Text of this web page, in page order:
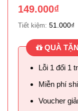
0
trên
5
149.000₫
Tiết kiệm: 51.000₫
QUÀ
Lỗi 1 đổi 1
Miễn phí
Voucher